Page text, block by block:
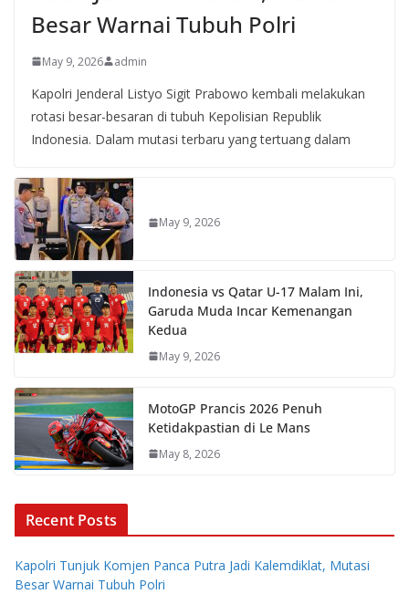
Besar Warnai Tubuh Polri
May 9, 2026 admin
Kapolri Jenderal Listyo Sigit Prabowo kembali melakukan
rotasi besar-besaran di tubuh Kepolisian Republik
Indonesia. Dalam mutasi terbaru yang tertuang dalam
May 9, 2026
Indonesia vs Qatar U-17 Malam Ini,
Garuda Muda Incar Kemenangan
Kedua
May 9, 2026
MotoGP Prancis 2026 Penuh
Ketidakpastian di Le Mans
May 8, 2026
Recent Posts
Kapolri Tunjuk Komjen Panca Putra Jadi Kalemdiklat, Mutasi
Besar Warnai Tubuh Polri